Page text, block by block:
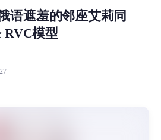
モデル
試聴、モデル詳細、ダウンロード
·米哈伊罗夫纳·九条是轻小说《不
语遮羞的邻座艾莉同学, 二次元, 模型
语遮羞的邻座艾莉同
RVC模型